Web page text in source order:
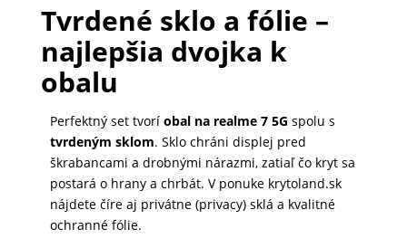
Tvrdené sklo a fólie –
najlepšia dvojka k
obalu
Perfektný set tvorí obal na realme 7 5G spolu s
tvrdeným sklom. Sklo chráni displej pred
škrabancami a drobnými nárazmi, zatiaľ čo kryt sa
postará o hrany a chrbát. V ponuke krytoland.sk
nájdete číre aj privátne (privacy) sklá a kvalitné
ochranné fólie.